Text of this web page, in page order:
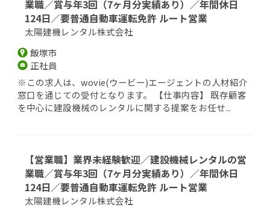
業職／賞与年3回（7ヶ月分実績あり）／年間休日
124日／要普通自動車運転免許 ルート営業
太陽建機レンタル株式会社
飯塚市
正社員
※この求人は、wovie(ウービー)エージェントの人材紹介
窓口を通じての受付となります。 【仕事内容】 既存顧客
を中心に建設機械のレンタルに関する提案をお任せ...
【営業職】業界未経験歓迎／建設機械レンタルの営
業職／賞与年3回（7ヶ月分実績あり）／年間休日
124日／要普通自動車運転免許 ルート営業
太陽建機レンタル株式会社